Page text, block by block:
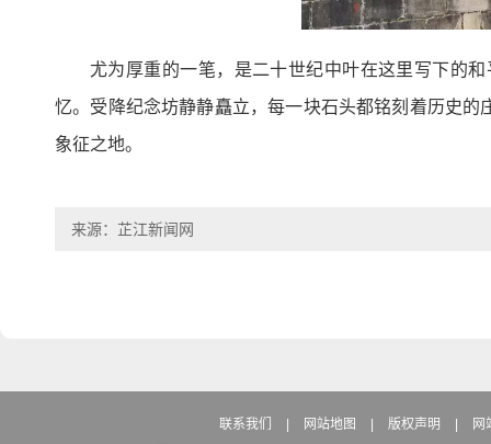
尤为厚重的一笔，是二十世纪中叶在这里写下的
忆。受降纪念坊静静矗立，每一块石头都铭刻着历史
象征之地。
来源：芷江新闻网
联系我们 网站地图 版权声明 网